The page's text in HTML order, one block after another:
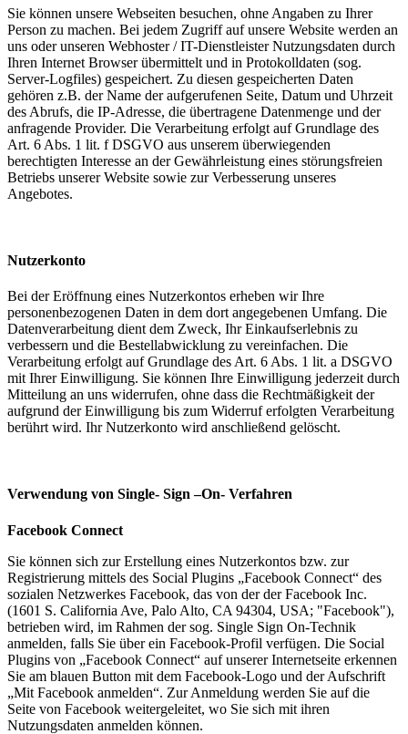
Sie können unsere Webseiten besuchen, ohne Angaben zu Ihrer
Person zu machen. Bei jedem Zugriff auf unsere Website werden an
uns oder unseren Webhoster / IT-Dienstleister Nutzungsdaten durch
Ihren Internet Browser übermittelt und in Protokolldaten (sog.
Server-Logfiles) gespeichert. Zu diesen gespeicherten Daten
gehören z.B. der Name der aufgerufenen Seite, Datum und Uhrzeit
des Abrufs, die IP-Adresse, die übertragene Datenmenge und der
anfragende Provider. Die Verarbeitung erfolgt auf Grundlage des
Art. 6 Abs. 1 lit. f DSGVO aus unserem überwiegenden
berechtigten Interesse an der Gewährleistung eines störungsfreien
Betriebs unserer Website sowie zur Verbesserung unseres
Angebotes.
Nutzerkonto
Bei der Eröffnung eines Nutzerkontos erheben wir Ihre
personenbezogenen Daten in dem dort angegebenen Umfang. Die
Datenverarbeitung dient dem Zweck, Ihr Einkaufserlebnis zu
verbessern und die Bestellabwicklung zu vereinfachen. Die
Verarbeitung erfolgt auf Grundlage des Art. 6 Abs. 1 lit. a DSGVO
mit Ihrer Einwilligung. Sie können Ihre Einwilligung jederzeit durch
Mitteilung an uns widerrufen, ohne dass die Rechtmäßigkeit der
aufgrund der Einwilligung bis zum Widerruf erfolgten Verarbeitung
berührt wird. Ihr Nutzerkonto wird anschließend gelöscht.
Verwendung von Single- Sign –On- Verfahren
Facebook Connect
Sie können sich zur Erstellung eines Nutzerkontos bzw. zur
Registrierung mittels des Social Plugins „Facebook Connect“ des
sozialen Netzwerkes Facebook, das von der der Facebook Inc.
(1601 S. California Ave, Palo Alto, CA 94304, USA; "Facebook"),
betrieben wird, im Rahmen der sog. Single Sign On-Technik
anmelden, falls Sie über ein Facebook-Profil verfügen. Die Social
Plugins von „Facebook Connect“ auf unserer Internetseite erkennen
Sie am blauen Button mit dem Facebook-Logo und der Aufschrift
„Mit Facebook anmelden“. Zur Anmeldung werden Sie auf die
Seite von Facebook weitergeleitet, wo Sie sich mit ihren
Nutzungsdaten anmelden können.